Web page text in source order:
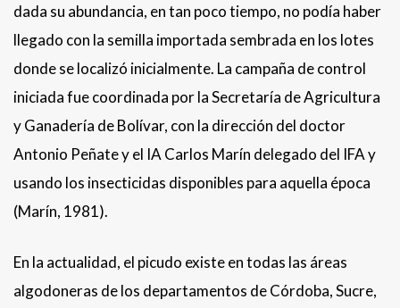
dada su abundancia, en tan poco tiempo, no podía haber
llegado con la semilla importada sembrada en los lotes
donde se localizó inicialmente. La campaña de control
iniciada fue coordinada por la Secretaría de Agricultura
y Ganadería de Bolívar, con la dirección del doctor
Antonio Peñate y el IA Carlos Marín delegado del IFA y
usando los insecticidas disponibles para aquella época
(Marín, 1981).
En la actualidad, el picudo existe en todas las áreas
algodoneras de los departamentos de Córdoba, Sucre,